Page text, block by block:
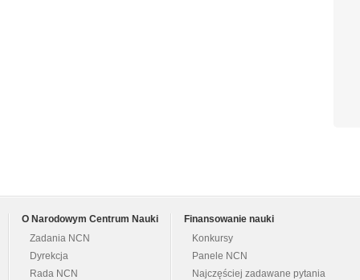
O Narodowym Centrum Nauki
Zadania NCN
Dyrekcja
Rada NCN
Finansowanie nauki
Konkursy
Panele NCN
Najczęściej zadawane pytania